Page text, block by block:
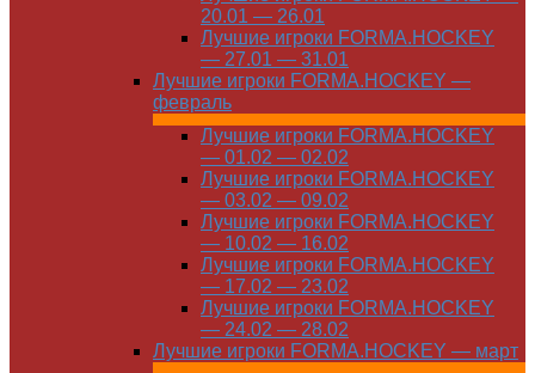
20.01 — 26.01
Лучшие игроки FORMA.HOCKEY
— 27.01 — 31.01
Лучшие игроки FORMA.HOCKEY —
февраль
Лучшие игроки FORMA.HOCKEY
— 01.02 — 02.02
Лучшие игроки FORMA.HOCKEY
— 03.02 — 09.02
Лучшие игроки FORMA.HOCKEY
— 10.02 — 16.02
Лучшие игроки FORMA.HOCKEY
— 17.02 — 23.02
Лучшие игроки FORMA.HOCKEY
— 24.02 — 28.02
Лучшие игроки FORMA.HOCKEY — март